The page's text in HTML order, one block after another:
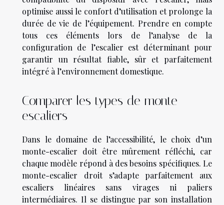
optimise aussi le confort d’utilisation et prolonge la
durée de vie de l’équipement. Prendre en compte
tous ces éléments lors de l’analyse de la
configuration de l’escalier est déterminant pour
garantir un résultat fiable, sûr et parfaitement
intégré à l’environnement domestique.
Comparer les types de monte-
escaliers
Dans le domaine de l’accessibilité, le choix d’un
monte-escalier doit être mûrement réfléchi, car
chaque modèle répond à des besoins spécifiques. Le
monte-escalier droit s’adapte parfaitement aux
escaliers linéaires sans virages ni paliers
intermédiaires. Il se distingue par son installation